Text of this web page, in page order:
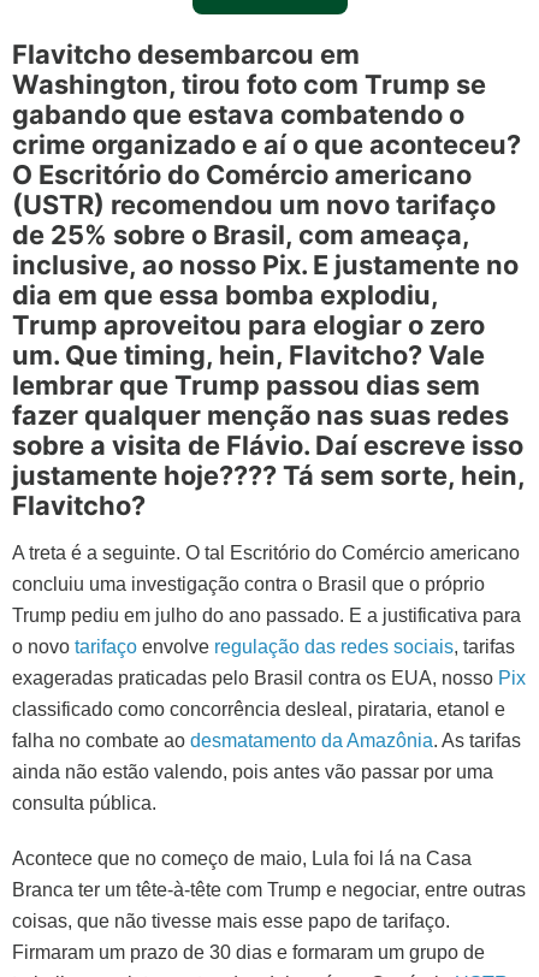
Flavitcho desembarcou em
Washington, tirou foto com Trump se
gabando que estava combatendo o
crime organizado e aí o que aconteceu?
O Escritório do Comércio americano
(USTR) recomendou um novo tarifaço
de 25% sobre o Brasil, com ameaça,
inclusive, ao nosso Pix. E justamente no
dia em que essa bomba explodiu,
Trump aproveitou para elogiar o zero
um. Que timing, hein, Flavitcho? Vale
lembrar que Trump passou dias sem
fazer qualquer menção nas suas redes
sobre a visita de Flávio. Daí escreve isso
justamente hoje???? Tá sem sorte, hein,
Flavitcho?
A treta é a seguinte. O tal Escritório do Comércio americano
concluiu uma investigação contra o Brasil que o próprio
Trump pediu em julho do ano passado. E a justificativa para
o novo tarifaço envolve regulação das redes sociais, tarifas
exageradas praticadas pelo Brasil contra os EUA, nosso Pix
classificado como concorrência desleal, pirataria, etanol e
falha no combate ao desmatamento da Amazônia. As tarifas
ainda não estão valendo, pois antes vão passar por uma
consulta pública.
Acontece que no começo de maio, Lula foi lá na Casa
Branca ter um tête-à-tête com Trump e negociar, entre outras
coisas, que não tivesse mais esse papo de tarifaço.
Firmaram um prazo de 30 dias e formaram um grupo de